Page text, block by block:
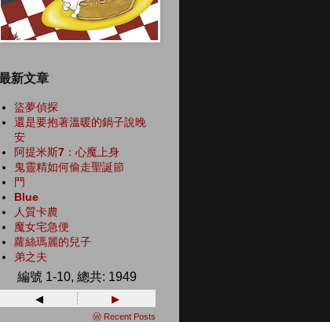
新文章
盜夢偵探
還是要抱著溫暖的鍋子說晚
安
阿提米斯7：心魔上身
鬼靈精如何偷走聖誕節
門
Blue
人質卡農
魔女宅急便
蘿絲瑪麗的兒子
弟之夫
編號 1-10, 總共: 1949
◂ ▸
ⓦ Recent Posts